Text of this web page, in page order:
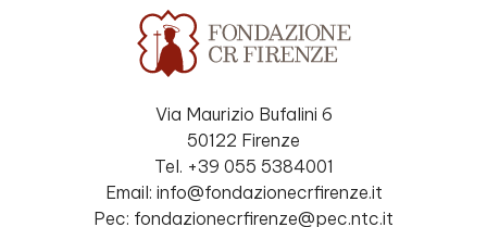
Via Maurizio Bufalini 6
50122 Firenze
Tel. +39 055 5384001
Email: info@fondazionecrfirenze.it
Pec: fondazionecrfirenze@pec.ntc.it